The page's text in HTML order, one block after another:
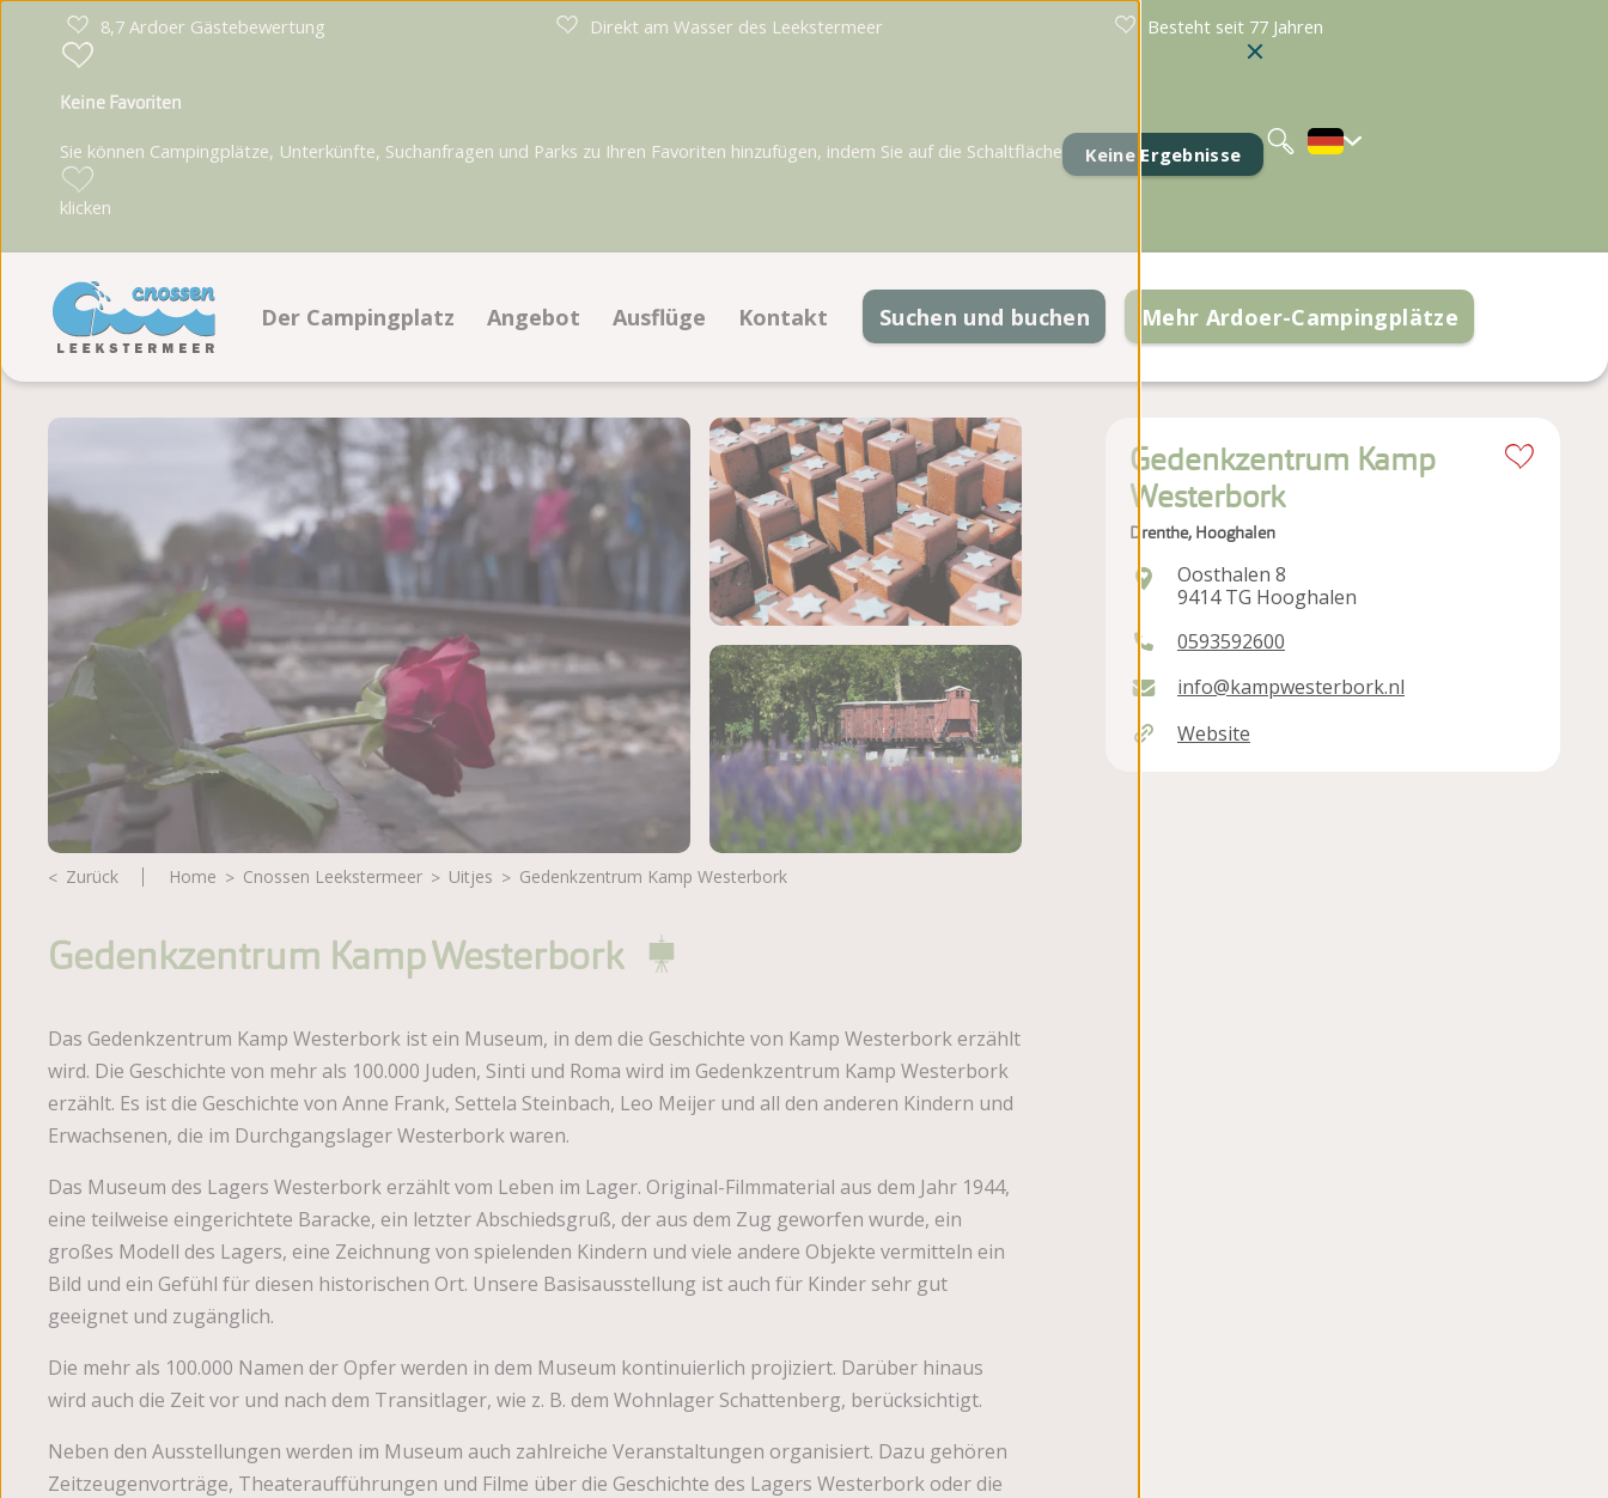
8,7 Ardoer Gästebewertung Direkt am Wasser des Leekstermeer Besteht seit 77 Jahren
Keine Ergebnisse
Keine Favoriten
Sie können Campingplätze, Unterkünfte, Suchanfragen und Parks zu Ihren Favoriten hinzufügen, indem Sie auf die Schaltfläche
klicken
English
Der Campingplatz
Einrichtungen
Segel- und Windsurfingschule
Animationsprogramm
Lage
Lageplan
Fotoalbum
Bewertungen
Broschüre
Angebot
Stellplätze
Unterkünfte
Ausflüge Kontakt
Kontaktinformationen
Suchen und buchen Mehr Ardoer-Campingplätze
Zurück Home Cnossen Leekstermeer Uitjes Gedenkzentrum Kamp Westerbork
Gedenkzentrum Kamp Westerbork
Das Gedenkzentrum Kamp Westerbork ist ein Museum, in dem die Geschichte von Kamp Westerbork erzählt
wird. Die Geschichte von mehr als 100.000 Juden, Sinti und Roma wird im Gedenkzentrum Kamp Westerbork
erzählt. Es ist die Geschichte von Anne Frank, Settela Steinbach, Leo Meijer und all den anderen Kindern und
Erwachsenen, die im Durchgangslager Westerbork waren.
Das Museum des Lagers Westerbork erzählt vom Leben im Lager. Original-Filmmaterial aus dem Jahr 1944,
eine teilweise eingerichtete Baracke, ein letzter Abschiedsgruß, der aus dem Zug geworfen wurde, ein
großes Modell des Lagers, eine Zeichnung von spielenden Kindern und viele andere Objekte vermitteln ein
Bild und ein Gefühl für diesen historischen Ort. Unsere Basisausstellung ist auch für Kinder sehr gut
geeignet und zugänglich.
Die mehr als 100.000 Namen der Opfer werden in dem Museum kontinuierlich projiziert. Darüber hinaus
wird auch die Zeit vor und nach dem Transitlager, wie z. B. dem Wohnlager Schattenberg, berücksichtigt.
Neben den Ausstellungen werden im Museum auch zahlreiche Veranstaltungen organisiert. Dazu gehören
Zeitzeugenvorträge, Theateraufführungen und Filme über die Geschichte des Lagers Westerbork oder die
Gedenkzentrum Kamp
Westerbork
Drenthe, Hooghalen
Oosthalen 8
9414 TG Hooghalen
0593592600
info@kampwesterbork.nl
Website